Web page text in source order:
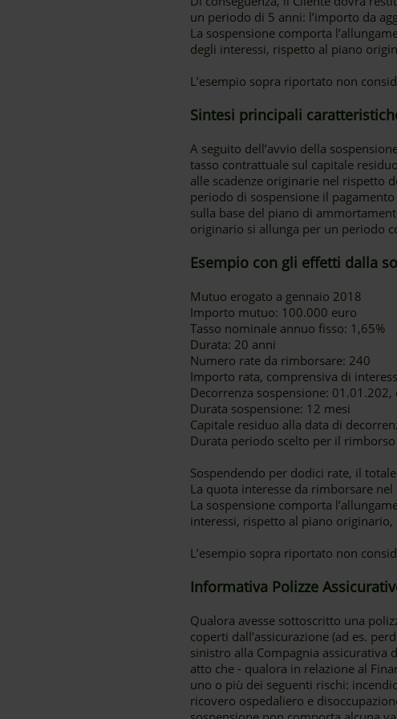
un periodo di 5 anni: l’importo da
La sospensione comporta
degli interessi, rispetto al piano
L’esempio sopra riportato non
Sintesi principali
A seguito dell’avvio della
tasso contrattuale sul capitale
alle scadenze originarie nel rispetto
periodo di sospensione il
sulla base del piano di
originario si allunga per un periodo
Esempio con gli effetti dalla
Mutuo erogato a gennaio 2018
Importo mutuo: 100.000 euro
Tasso nominale annuo fisso: 1,65%
Durata: 20 anni
Numero rate da rimborsare: 240
Importo rata, comprensiva di
Decorrenza sospensione:
Durata sospensione: 12 mesi
Capitale residuo alla data di
Durata periodo scelto per il
Sospendendo per dodici rate, il
La quota interesse da rimborsare
La sospensione comporta
interessi, rispetto al piano
L’esempio sopra riportato non
Informativa Polizze
Qualora avesse sottoscritto una
coperti dall’assicurazione (ad es.
sinistro alla Compagnia
atto che - qualora in relazione al
uno o più dei seguenti rischi:
ricovero ospedaliero e